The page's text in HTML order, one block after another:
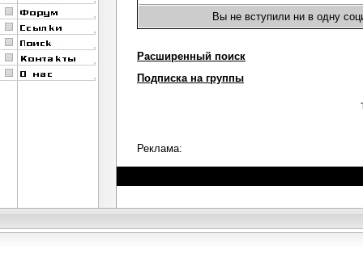
Вы не вступили ни в одну
Расширенный поиск
Подписка на группы
Реклама: